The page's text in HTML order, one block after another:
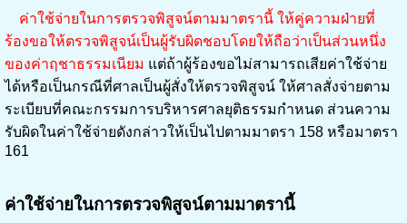
ค่าใช้จ่ายในการตรวจพิสูจน์ตามมาตรานี้ ให้คู่ความฝ่ายที่
ร้องขอให้ตรวจพิสูจน์เป็นผู้รับผิดชอบโดยให้ถือว่าเป็นส่วนหนึ่ง
ของค่าฤชาธรรมเนียม แต่ถ้าผู้ร้องขอไม่สามารถเสียค่าใช้จ่าย
ได้หรือเป็นกรณีที่ศาลเป็นผู้สั่งให้ตรวจพิสูจน์ ให้ศาลสั่งจ่ายตาม
ระเบียบที่คณะกรรมการบริหารศาลยุติธรรมกำหนด ส่วนความ
รับผิดในค่าใช้จ่ายดังกล่าวให้เป็นไปตามมาตรา 158 หรือมาตรา
161
ค่าใช้จ่ายในการตรวจพิสูจน์ตามมาตรานี้